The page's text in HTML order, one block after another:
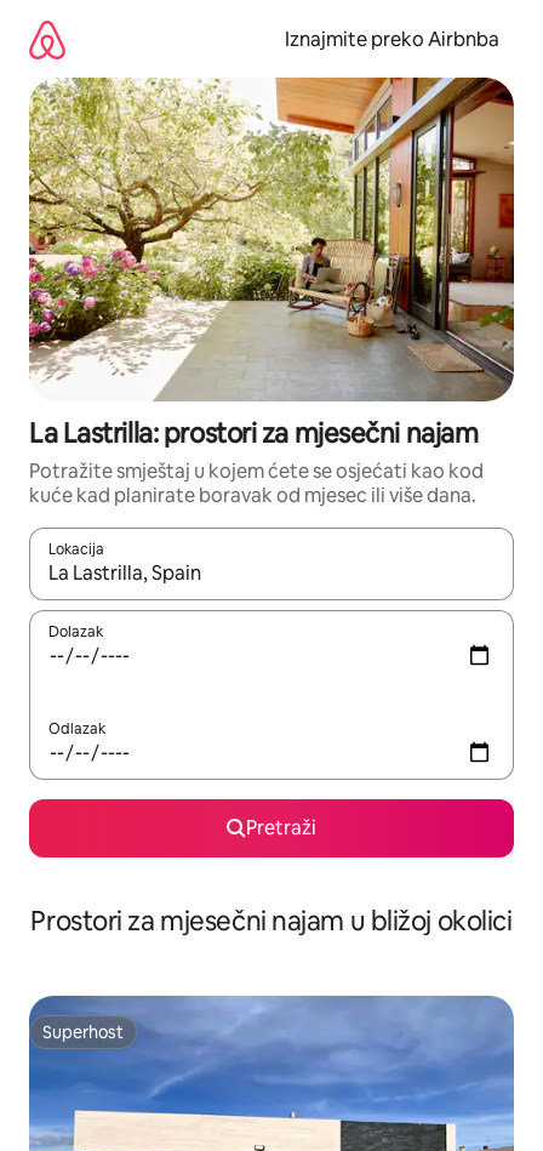
sadržaj
Iznajmite preko Airbnba
La Lastrilla: prostori za mjesečni najam
Potražite smještaj u kojem ćete se osjećati kao kod
kuće kad planirate boravak od mjesec ili više dana.
Lokacija
Kada budu dostupni rezultati, moći ćete ih pregledati
Dolazak
Odlazak
Pretraži
Prostori za mjesečni najam u bližoj okolici
Superhost
Superhost